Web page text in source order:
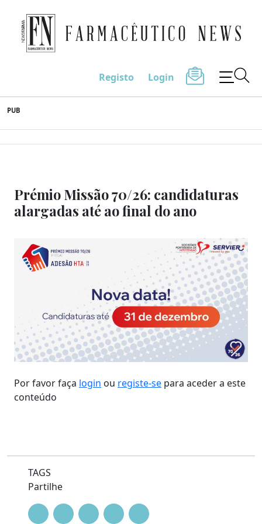
to
content
Farmacêutico News
Registo Login
PUB
Prémio Missão 70/26: candidaturas
alargadas até ao final do ano
Por favor faça login ou registe-se para aceder a este
conteúdo
TAGS
Partilhe